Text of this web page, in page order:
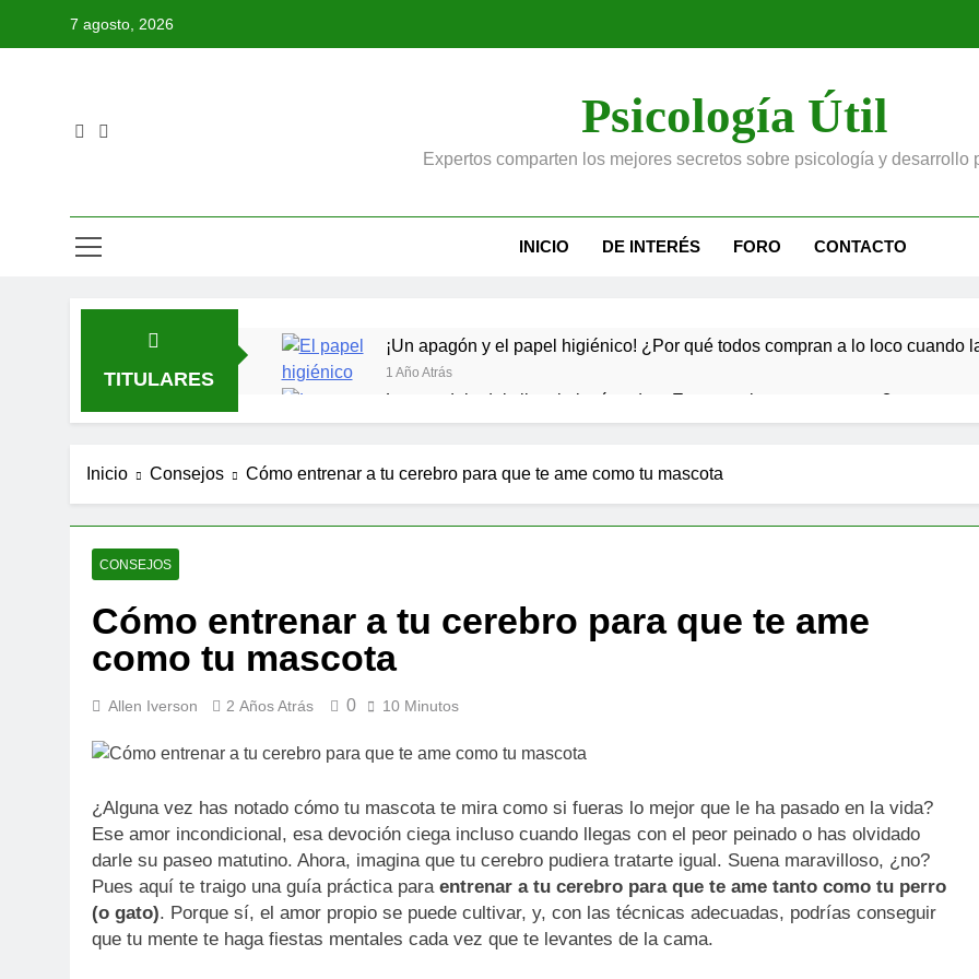
7 agosto, 2026
Psicología Útil
Expertos comparten los mejores secretos sobre psicología y desarrollo
INICIO DE INTERÉS FORO CONTACTO
TITULARES
¡Un apagón y el papel higiénico! ¿Por qué todos compran a lo loco cuando
1 Año Atrás
La paradoja del silencio incómodo: ¿Es tan malo como creemos?
2 Años Atrás
2 Años Atrás
La fobia social en escenarios inesperados: Más allá del miedo al qué dirán
Inicio Consejos Cómo entrenar a tu cerebro para que te ame como tu mascota
CONSEJOS
Cómo entrenar a tu cerebro para que te ame
como tu mascota
Allen Iverson 2 Años Atrás 0 10 Minutos
¿Alguna vez has notado cómo tu mascota te mira como si fueras lo mejor que le ha pasado en la vida?
Ese amor incondicional, esa devoción ciega incluso cuando llegas con el peor peinado o has olvidado
darle su paseo matutino. Ahora, imagina que tu cerebro pudiera tratarte igual. Suena maravilloso, ¿no?
Pues aquí te traigo una guía práctica para entrenar a tu cerebro para que te ame tanto como tu perro
(o gato). Porque sí, el amor propio se puede cultivar, y, con las técnicas adecuadas, podrías conseguir
que tu mente te haga fiestas mentales cada vez que te levantes de la cama.